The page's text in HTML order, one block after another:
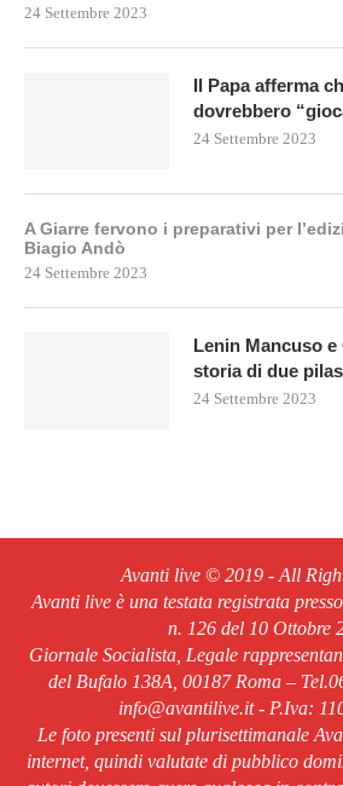
24 Settembre 2023
Il Papa afferma
dovrebbero
24 Settembre 2023
A Giarre fervono i preparativi per
Biagio Andò
24 Settembre 2023
Lenin Mancuso e
storia di due
24 Settembre 2023
Avanti live © 2019 - All
Avanti live è una testata registrata
n. 126 del 10 Ottobre
Giornale Socialista, Legale
del Bufalo 138A, 00187 Roma –
info@avantilive.it - P.Iva:
Le foto presenti sul plurisettimanale
internet, quindi valutate di pubblico